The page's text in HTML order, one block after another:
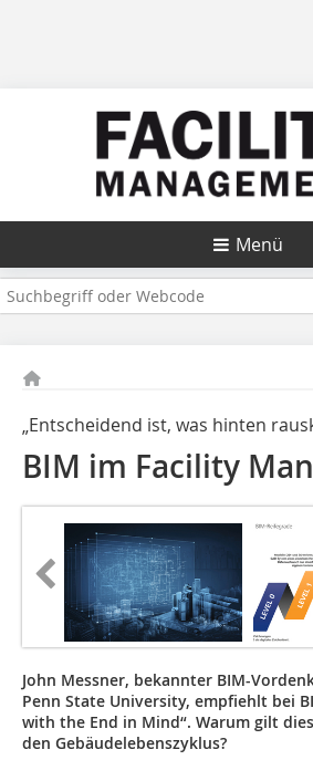
Menü
„Entscheidend ist, was hinten
BIM im Facility
John Messner, bekannter BIM-
Penn State University, empfiehlt bei
with the End in Mind“. Warum gilt
den Gebäudelebenszyklus?